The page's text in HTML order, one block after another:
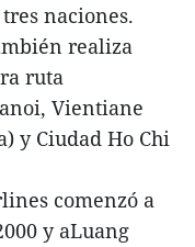
naciones.
realiza
ruta
Vientiane
y Ciudad Ho Chi
comenzó a
y aLuang